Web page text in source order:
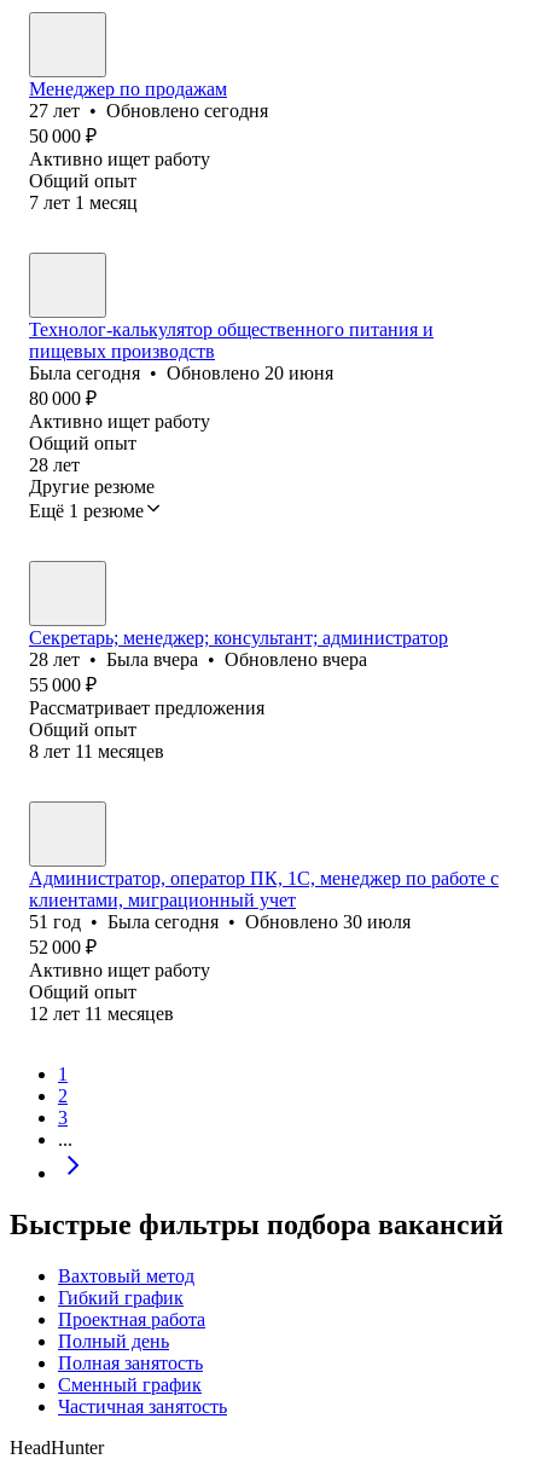
Менеджер по продажам
27 лет • Обновлено сегодня
50 000 ₽
Активно ищет работу
Общий опыт
7 лет 1 месяц
Технолог-калькулятор общественного питания и
пищевых производств
Была сегодня • Обновлено 20 июня
80 000 ₽
Активно ищет работу
Общий опыт
28 лет
Другие резюме
Ещё 1 резюме
Секретарь; менеджер; консультант; администратор
28 лет • Была вчера • Обновлено вчера
55 000 ₽
Рассматривает предложения
Общий опыт
8 лет 11 месяцев
Администратор, оператор ПК, 1С, менеджер по работе с
клиентами, миграционный учет
51 год • Была сегодня • Обновлено 30 июля
52 000 ₽
Активно ищет работу
Общий опыт
12 лет 11 месяцев
1
2
3
...
Быстрые фильтры подбора вакансий
Вахтовый метод
Гибкий график
Проектная работа
Полный день
Полная занятость
Сменный график
Частичная занятость
HeadHunter